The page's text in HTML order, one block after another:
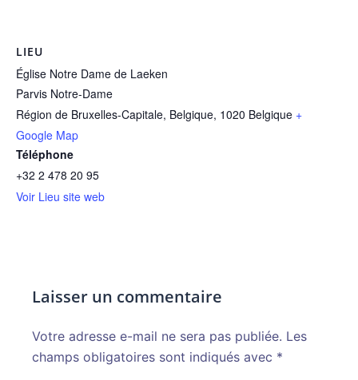
LIEU
Église Notre Dame de Laeken
Parvis Notre-Dame
Région de Bruxelles-Capitale, Belgique, 1020 Belgique +
Google Map
Téléphone
+32 2 478 20 95
Voir Lieu site web
Laisser un commentaire
Votre adresse e-mail ne sera pas publiée. Les
champs obligatoires sont indiqués avec *
Alternative: